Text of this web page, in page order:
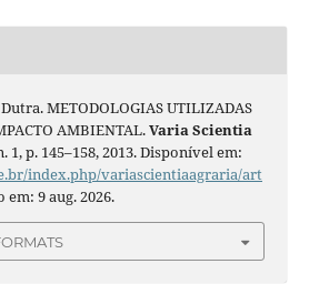
METODOLOGIAS UTILIZADAS
AMBIENTAL.Varia Scientia
1, p. 145–158, 2013. Disponível em:
index.php/variascientiaagraria/art
em: 9 aug. 2026.